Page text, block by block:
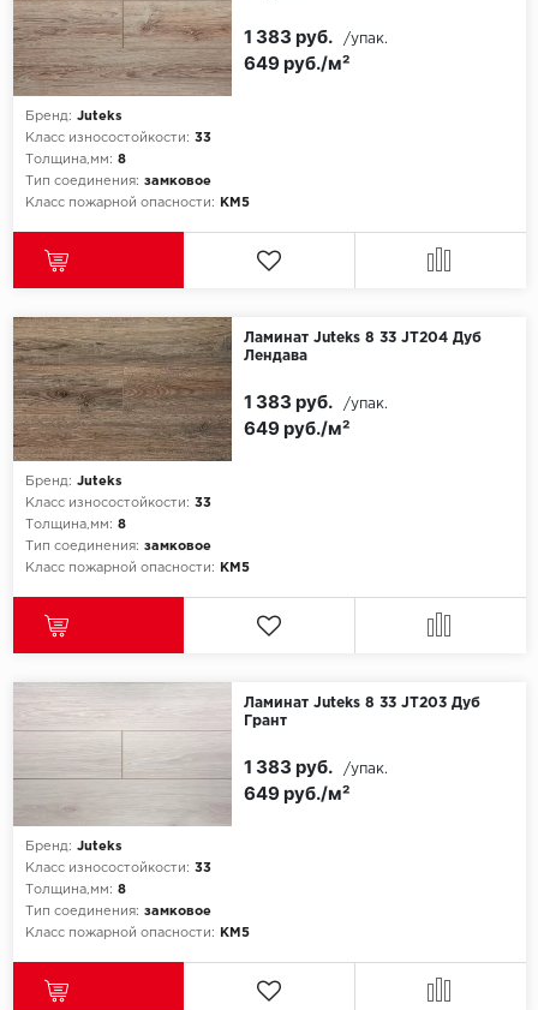
Бренд: Juteks
Класс износостойкости: 33
Толщина,мм: 8
Тип соединения: замковое
Класс пожарной опасности:
КМ5
649 руб./м²
1 383 руб. /упак.
Ламинат Juteks 8 33 JT204 Дуб
Лендава
Бренд: Juteks
Класс износостойкости: 33
Толщина,мм: 8
Тип соединения: замковое
Класс пожарной опасности:
КМ5
649 руб./м²
1 383 руб. /упак.
Ламинат Juteks 8 33 JT203 Дуб
Грант
Бренд: Juteks
Класс износостойкости: 33
Толщина,мм: 8
Тип соединения: замковое
Класс пожарной опасности:
КМ5
649 руб./м²
1 383 руб. /упак.